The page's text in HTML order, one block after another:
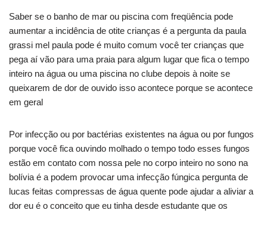
Saber se o banho de mar ou piscina com freqüência pode
aumentar a incidência de otite crianças é a pergunta da paula
grassi mel paula pode é muito comum você ter crianças que
pega aí vão para uma praia para algum lugar que fica o tempo
inteiro na água ou uma piscina no clube depois à noite se
queixarem de dor de ouvido isso acontece porque se acontece
em geral
Por infecção ou por bactérias existentes na água ou por fungos
porque você fica ouvindo molhado o tempo todo esses fungos
estão em contato com nossa pele no corpo inteiro no sono na
bolívia é a podem provocar uma infecção fúngica pergunta de
lucas feitas compressas de água quente pode ajudar a aliviar a
dor eu é o conceito que eu tinha desde estudante que os